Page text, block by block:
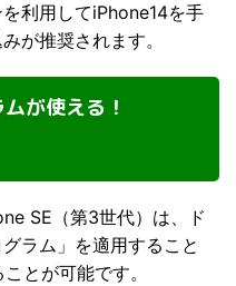
利用してiPhone14を手
が推奨されます。
が使える！
SE（第3世代）は、ド
ラム」を適用すること
とが可能です。